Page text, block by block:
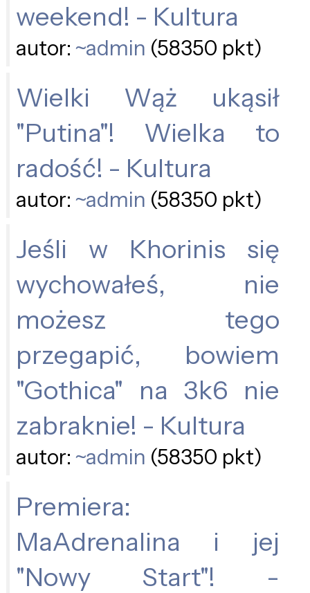
weekend! - Kultura
autor: ~admin (58350 pkt)
Wielki Wąż ukąsił
"Putina"! Wielka to
radość! - Kultura
autor: ~admin (58350 pkt)
Jeśli w Khorinis się
wychowałeś, nie
możesz tego
przegapić, bowiem
"Gothica" na 3k6 nie
zabraknie! - Kultura
autor: ~admin (58350 pkt)
Premiera:
MaAdrenalina i jej
"Nowy Start"! -